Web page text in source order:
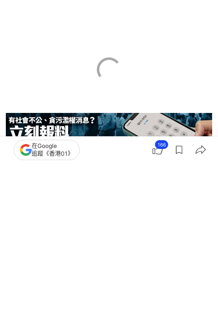
在Google
追蹤《香港01》
166